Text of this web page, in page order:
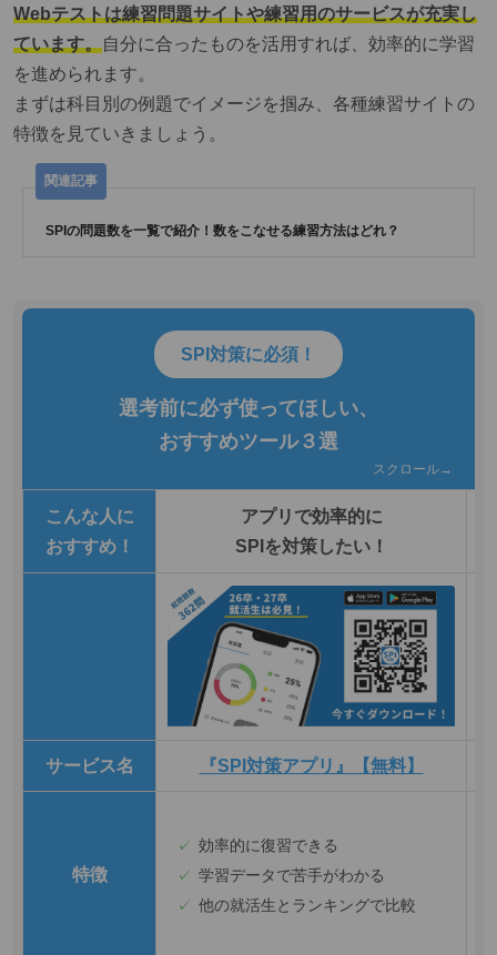
Webテストは練習問題サイトや練習用のサービスが充実し
ています。自分に合ったものを活用すれば、効率的に学習
を進められます。
まずは科目別の例題でイメージを掴み、各種練習サイトの
特徴を見ていきましょう。
SPIの問題数を一覧で紹介！数をこなせる練習方法はどれ？
SPI対策に必須！
選考前に必ず使ってほしい、
おすすめツール３選
スクロール→
こんな人に
おすすめ！
アプリで効率的に
SPIを対策したい！
サービス名 『SPI対策アプリ』【無料】
特徴
効率的に復習できる
学習データで苦手がわかる
他の就活生とランキングで比較